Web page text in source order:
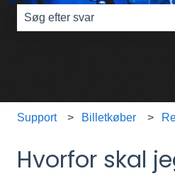
Support Billetkøber
Hvorfor skal